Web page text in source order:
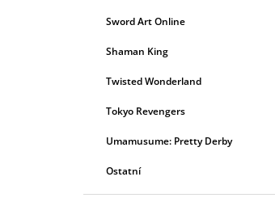
Sword Art Online
Shaman King
Twisted Wonderland
Tokyo Revengers
Umamusume: Pretty Derby
Ostatní